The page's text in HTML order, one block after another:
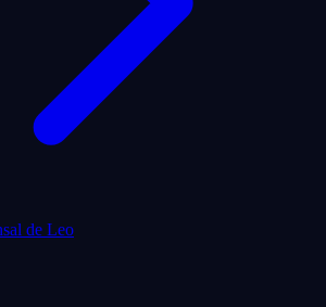
de Leo